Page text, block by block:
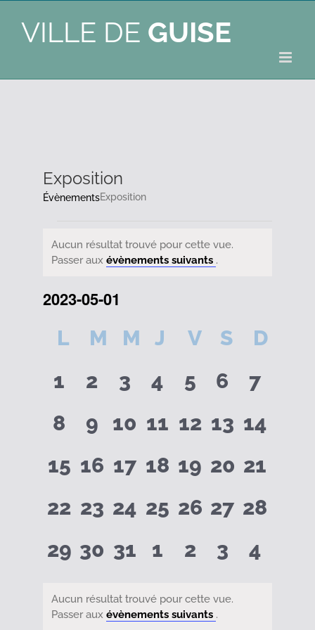
VILLE DE GUISE
Exposition
ÉvènementsExposition
Évènements
Notice
Aucun résultat trouvé pour cette vue.
Passer auxévènements suivants .
2023-05-01
une
date.Calendrier
de
Évènements
L LUNDI
M MARDI
M MERCREDI
J JEUDI
VVENDREDI
S SAMEDI
D
0
évènements
1
0
évènements
2
0
évènements
3
0
évènements
4
0
évènements
5
0
6
0
7
0
évènements
8
0
évènements
9
0
évènements
10 0
évènements
11 0
évènements
12 0
13 0
14
0
évènements
15 0
évènements
16 0
évènements
17 0
évènements
18 0
évènements
19 0
20 0
21
0
évènements
22 0
évènements
23 0
évènements
24 0
évènements
25 0
évènements
26 0
27 0
28
0
29 0
30 0
31
0
1
0
2
0
3
0
4
Notice
Aucun résultat trouvé pour cette vue.
Passer auxévènements suivants .